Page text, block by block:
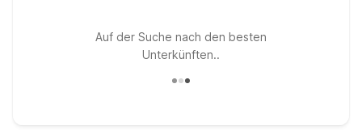
Auf der Suche nach den besten
Unterkünften..